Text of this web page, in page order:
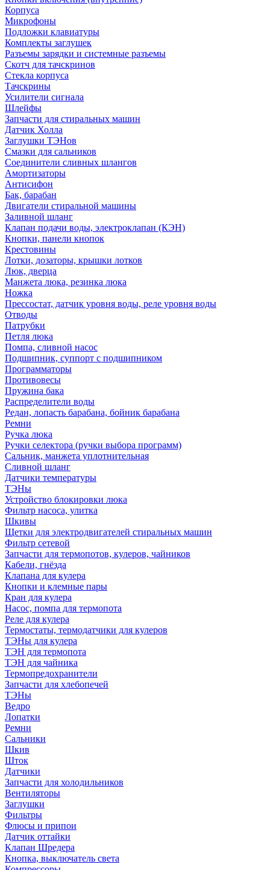
Корпуса
Микрофоны
Подложки клавиатуры
Комплекты заглушек
Разъемы зарядки и системные разъемы
Скотч для тачскринов
Стекла корпуса
Тачскрины
Усилители сигнала
Шлейфы
Запчасти для стиральных машин
Датчик Холла
Заглушки ТЭНов
Смазки для сальников
Соединители сливных шлангов
Амортизаторы
Антисифон
Бак, барабан
Двигатели стиральной машины
Заливной шланг
Клапан подачи воды, электроклапан (КЭН)
Кнопки, панели кнопок
Крестовины
Лотки, дозаторы, крышки лотков
Люк, дверца
Манжета люка, резинка люка
Ножка
Прессостат, датчик уровня воды, реле уровня воды
Отводы
Патрубки
Петля люка
Помпа, сливной насос
Подшипник, суппорт с подшипником
Программаторы
Противовесы
Пружина бака
Распределители воды
Редан, лопасть барабана, бойник барабана
Ремни
Ручка люка
Ручки селектора (ручки выбора программ)
Сальник, манжета уплотнительная
Сливной шланг
Датчики температуры
ТЭНы
Устройство блокировки люка
Фильтр насоса, улитка
Шкивы
Щетки для электродвигателей стиральных машин
Фильтр сетевой
Запчасти для термопотов, кулеров, чайников
Кабели, гнёзда
Клапана для кулера
Кнопки и клемные пары
Кран для кулера
Насос, помпа для термопота
Реле для кулера
Термостаты, термодатчики для кулеров
ТЭНы для кулера
ТЭН для термопота
ТЭН для чайника
Термопредохранители
Запчасти для хлебопечей
ТЭНы
Ведро
Лопатки
Ремни
Сальники
Шкив
Шток
Датчики
Запчасти для холодильников
Вентиляторы
Заглушки
Фильтры
Флюсы и припои
Датчик оттайки
Клапан Шредера
Кнопка, выключатель света